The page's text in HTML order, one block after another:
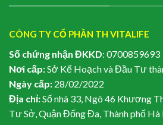
CÔNG TY CỔ PHẦN TH VITALIFE
Số chứng nhận ĐKKD: 0700859693
Nơi cấp:Sở Kế Hoạch và Đầu Tư
Ngày cấp: 28/02/2022
Địa chỉ:Số nhà 33, Ngõ 46 Khương
Tư Sở, Quận Đống Đa, Thành phố